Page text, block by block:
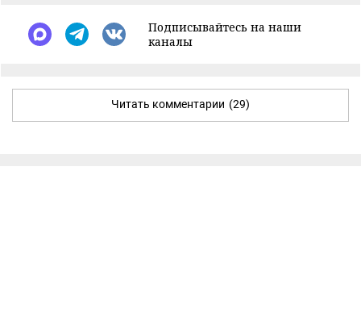
Подписывайтесь на наши
каналы
Читать комментарии (29)